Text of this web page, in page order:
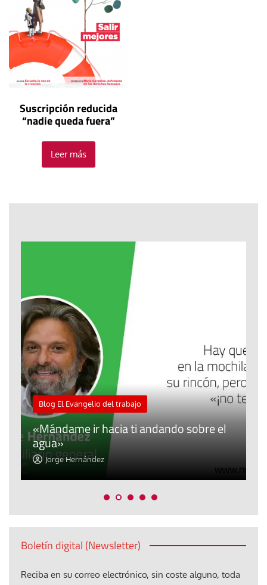
Suscripción reducida
“nadie queda fuera”
Leer más
Blog El Evangelio del trabajo
«Mándame ir hacia ti andando sobre el
agua»
Jorge Hernández
Boletín digital (Newsletter)
Reciba en su correo electrónico, sin coste alguno, toda